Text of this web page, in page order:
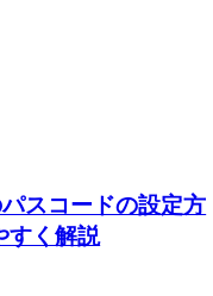
スコードの設定方
すく解説